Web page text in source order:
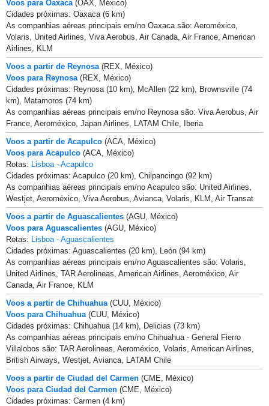
Voos para Oaxaca (OAX, México)
Cidades próximas: Oaxaca (6 km)
As companhias aéreas principais em/no Oaxaca são: Aeroméxico,
Volaris, United Airlines, Viva Aerobus, Air Canada, Air France, American
Airlines, KLM
Voos a partir de Reynosa (REX, México)
Voos para Reynosa (REX, México)
Cidades próximas: Reynosa (10 km), McAllen (22 km), Brownsville (74
km), Matamoros (74 km)
As companhias aéreas principais em/no Reynosa são: Viva Aerobus, Air
France, Aeroméxico, Japan Airlines, LATAM Chile, Iberia
Voos a partir de Acapulco (ACA, México)
Voos para Acapulco (ACA, México)
Rotas: Lisboa - Acapulco
Cidades próximas: Acapulco (20 km), Chilpancingo (92 km)
As companhias aéreas principais em/no Acapulco são: United Airlines,
Westjet, Aeroméxico, Viva Aerobus, Avianca, Volaris, KLM, Air Transat
Voos a partir de Aguascalientes (AGU, México)
Voos para Aguascalientes (AGU, México)
Rotas: Lisboa - Aguascalientes
Cidades próximas: Aguascalientes (20 km), León (94 km)
As companhias aéreas principais em/no Aguascalientes são: Volaris,
United Airlines, TAR Aerolineas, American Airlines, Aeroméxico, Air
Canada, Air France, KLM
Voos a partir de Chihuahua (CUU, México)
Voos para Chihuahua (CUU, México)
Cidades próximas: Chihuahua (14 km), Delicias (73 km)
As companhias aéreas principais em/no Chihuahua - General Fierro
Villalobos são: TAR Aerolineas, Aeroméxico, Volaris, American Airlines,
British Airways, Westjet, Avianca, LATAM Chile
Voos a partir de Ciudad del Carmen (CME, México)
Voos para Ciudad del Carmen (CME, México)
Cidades próximas: Carmen (4 km)